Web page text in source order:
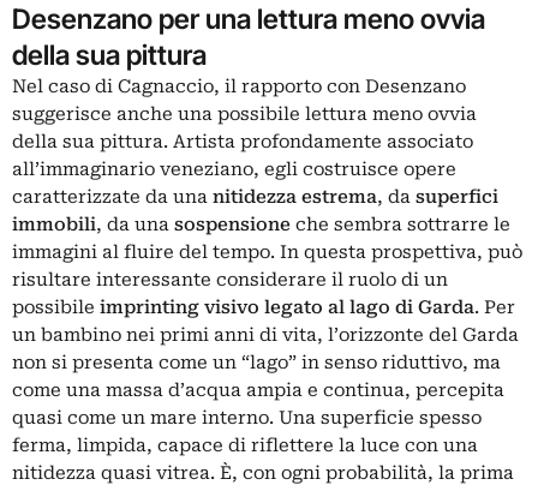
Desenzano per una lettura meno ovvia
della sua pittura
Nel caso di Cagnaccio, il rapporto con Desenzano
suggerisce anche una possibile lettura meno ovvia
della sua pittura. Artista profondamente associato
all’immaginario veneziano, egli costruisce opere
caratterizzate da una nitidezza estrema, da superfici
immobili, da una sospensione che sembra sottrarre le
immagini al fluire del tempo. In questa prospettiva, può
risultare interessante considerare il ruolo di un
possibile imprinting visivo legato al lago di Garda. Per
un bambino nei primi anni di vita, l’orizzonte del Garda
non si presenta come un “lago” in senso riduttivo, ma
come una massa d’acqua ampia e continua, percepita
quasi come un mare interno. Una superficie spesso
ferma, limpida, capace di riflettere la luce con una
nitidezza quasi vitrea. È, con ogni probabilità, la prima